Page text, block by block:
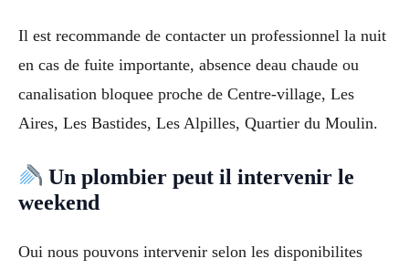
Il est recommande de contacter un professionnel la nuit
en cas de fuite importante, absence deau chaude ou
canalisation bloquee proche de Centre-village, Les
Aires, Les Bastides, Les Alpilles, Quartier du Moulin.
Un plombier peut il intervenir le
weekend
Oui nous pouvons intervenir selon les disponibilites